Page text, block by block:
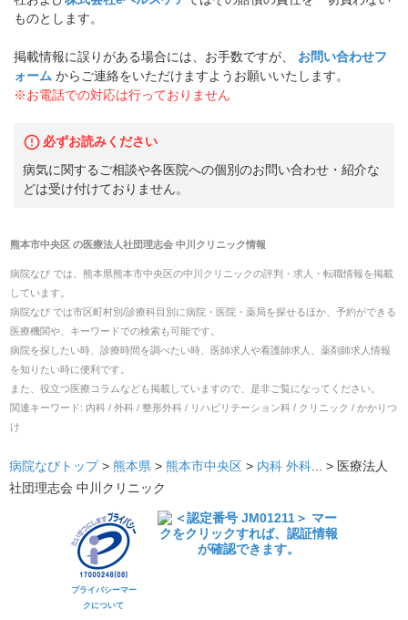
ものとします。
掲載情報に誤りがある場合には、お手数ですが、
お問い合わせフ
ォーム からご連絡をいただけますようお願いいたします。
※お電話での対応は行っておりません
必ずお読みください
病気に関するご相談や各医院への個別のお問い合わせ・紹介な
どは受け付けておりません。
熊本市中央区 の医療法人社団理志会 中川クリニック情報
病院なび では、 熊本県熊本市中央区の中川クリニックの評判・求人・転職情報を掲載
しています。
病院なび では市区町村別/診療科目別に病院・医院・薬局を探せるほか、予約ができる
医療機関や、キーワードでの検索も可能です。
病院を探したい時、診療時間を調べたい時、医師求人や看護師求人、薬剤師求人情報
を知りたい時に便利です。
また、役立つ医療コラムなども掲載していますので、是非ご覧になってください。
関連キーワード: 内科 / 外科 / 整形外科 / リハビリテーション科 / クリニック / かかりつ
け
病院なびトップ > 熊本県 > 熊本市中央区 > 内科 外科 ... > 医療法人
社団理志会 中川クリニック
プライバシーマー
クについて